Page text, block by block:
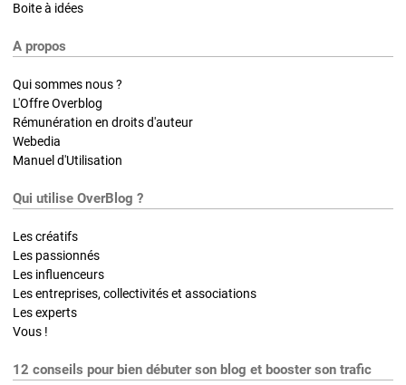
Boite à idées
A propos
Qui sommes nous ?
L'Offre Overblog
Rémunération en droits d'auteur
Webedia
Manuel d'Utilisation
Qui utilise OverBlog ?
Les créatifs
Les passionnés
Les influenceurs
Les entreprises, collectivités et associations
Les experts
Vous !
12 conseils pour bien débuter son blog et booster son trafic